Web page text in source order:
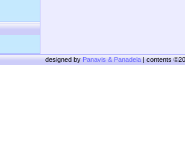
designed byPanavis & Panadela| contents